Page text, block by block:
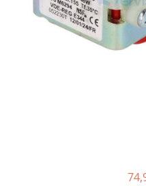
si Uscatoare
Accesorii Electrocasnice Mici
Filtre Purificatoare Aer